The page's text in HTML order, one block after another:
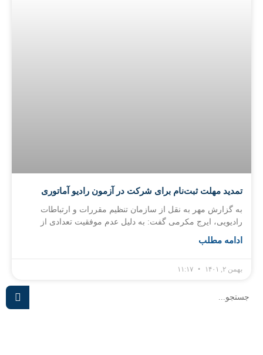
تمدید مهلت ثبت‌نام برای شرکت در آزمون رادیو آماتوری
به گزارش مهر به نقل از سازمان تنظیم مقررات و ارتباطات
رادیویی، ایرج مکرمی گفت: به دلیل عدم موفقیت تعدادی از
ادامه مطلب
بهمن ۲, ۱۴۰۱